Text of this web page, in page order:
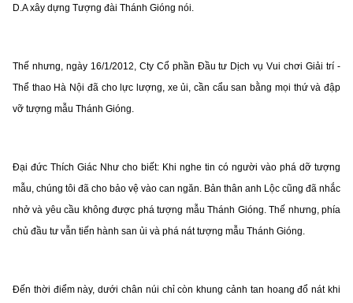
D.A xây dựng Tượng đài Thánh Gióng nói.
Thế nhưng, ngày 16/1/2012, Cty Cổ phần Đầu tư Dịch vụ Vui chơi Giải trí -
Thể thao Hà Nội đã cho lực lượng, xe ủi, cần cẩu san bằng mọi thứ và đập
vỡ tượng mẫu Thánh Gióng.
Đại đức Thích Giác Như cho biết: Khi nghe tin có người vào phá dỡ tượng
mẫu, chúng tôi đã cho bảo vệ vào can ngăn. Bản thân anh Lộc cũng đã nhắc
nhở và yêu cầu không được phá tượng mẫu Thánh Gióng. Thế nhưng, phía
chủ đầu tư vẫn tiến hành san ủi và phá nát tượng mẫu Thánh Gióng.
Đến thời điểm này, dưới chân núi chỉ còn khung cảnh tan hoang đổ nát khi